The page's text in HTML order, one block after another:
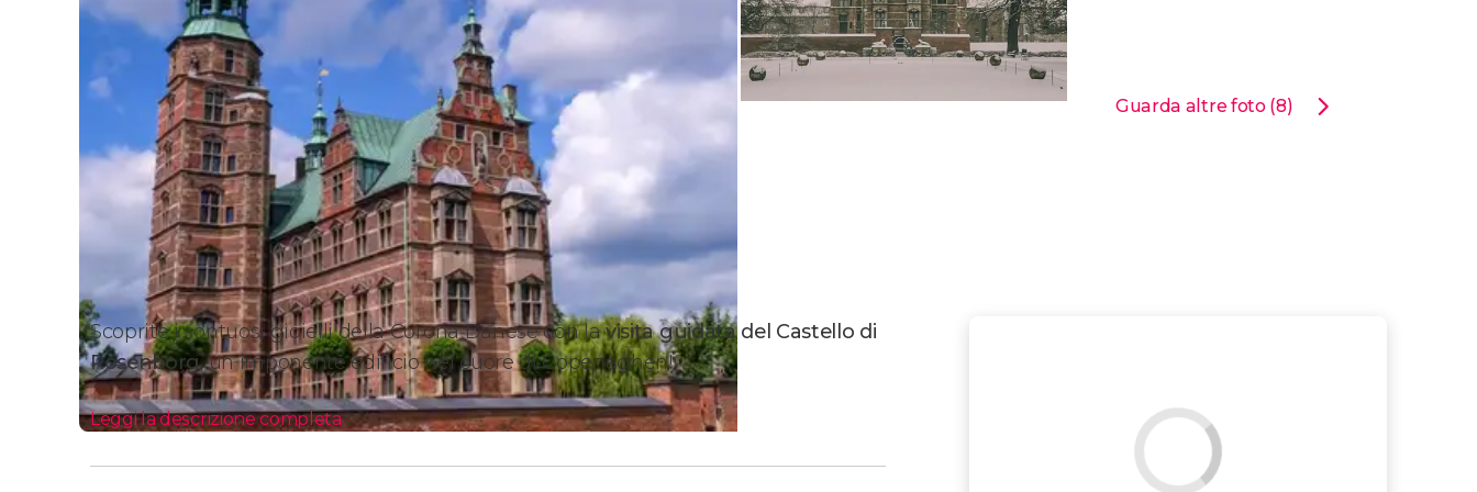
Guarda altre foto (8)
Scoprite i sontuosi gioielli della Corona Danese con lavisita guidata del Castello di
Rosenborg, un imponente edificio nel cuore di Copenaghen!
Leggi la descrizione completa